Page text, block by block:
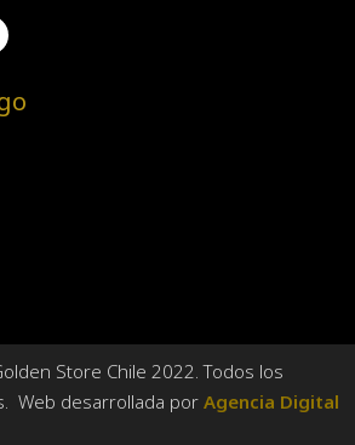
Store Chile 2022. Todos los
Web desarrollada por Agencia Digital